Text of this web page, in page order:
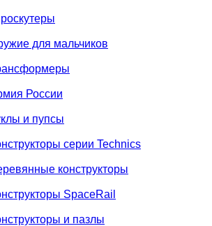
для мальчиков
России
и пупсы
серии Technics
конструкторы
SpaceRail
и пазлы